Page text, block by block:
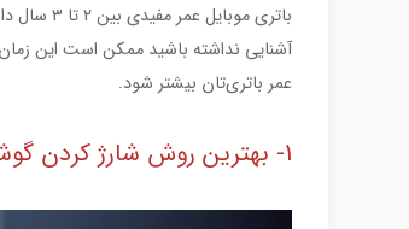
باتری
آشنایی نداشته باشید ممکن است این
عمر باتری‌تان بیشتر شود.
1- بهترین روش شارژ کردن گوشی‌های هوشمند استفاده از شارژر اصلی است